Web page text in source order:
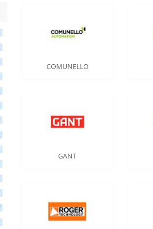
COMUNELLO
GANT